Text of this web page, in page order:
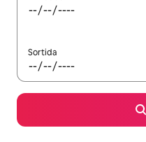
Sortida